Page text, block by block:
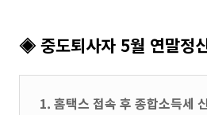
◈ 중도퇴사자 5월 연말정
1. 홈택스 접속 후 종합소득세